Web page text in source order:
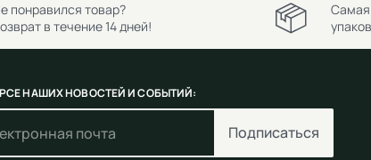
понравился товар?
в течение 14 дней!
Самая
НАШИХ НОВОСТЕЙ И СОБЫТИЙ:
Подписаться